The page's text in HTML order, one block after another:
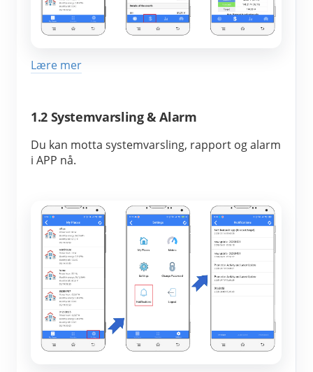
Lære mer
1.2 Systemvarsling & Alarm
Du kan motta systemvarsling, rapport og alarm
i APP nå.